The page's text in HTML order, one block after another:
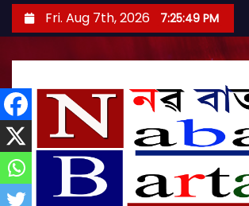
k
t
o
c
n
Fri. Aug 7th, 2026 7:25:50 PM